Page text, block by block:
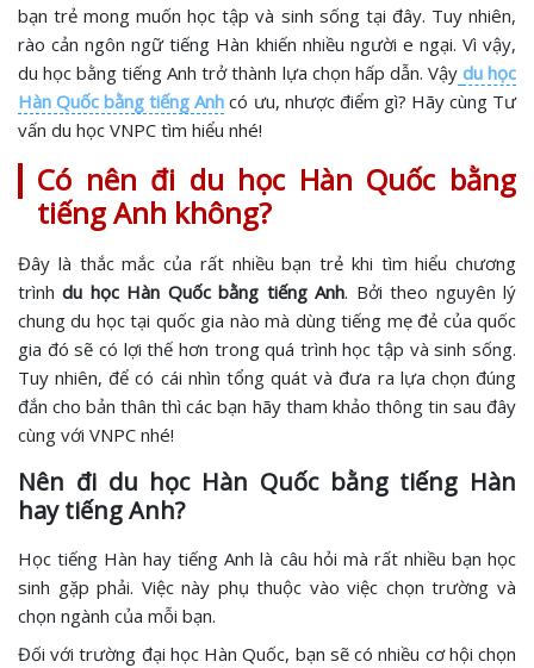
bạn trẻ mong muốn học tập và sinh sống tại đây. Tuy nhiên,
rào cản ngôn ngữ tiếng Hàn khiến nhiều người e ngại. Vì vậy,
du học bằng tiếng Anh trở thành lựa chọn hấp dẫn. Vậy du học
Hàn Quốc bằng tiếng Anh có ưu, nhược điểm gì? Hãy cùng Tư
vấn du học VNPC tìm hiểu nhé!
Có nên đi du học Hàn Quốc bằng
tiếng Anh không?
Đây là thắc mắc của rất nhiều bạn trẻ khi tìm hiểu chương
trìnhdu học Hàn Quốc bằng tiếng Anh. Bởi theo nguyên lý
chung du học tại quốc gia nào mà dùng tiếng mẹ đẻ của quốc
gia đó sẽ có lợi thế hơn trong quá trình học tập và sinh sống.
Tuy nhiên, để có cái nhìn tổng quát và đưa ra lựa chọn đúng
đắn cho bản thân thì các bạn hãy tham khảo thông tin sau đây
cùng với VNPC nhé!
Nên đi du học Hàn Quốc bằng tiếng Hàn
hay tiếng Anh?
Học tiếng Hàn hay tiếng Anh là câu hỏi mà rất nhiều bạn học
sinh gặp phải. Việc này phụ thuộc vào việc chọn trường và
chọn ngành của mỗi bạn.
Đối với trường đại học Hàn Quốc, bạn sẽ có nhiều cơ hội chọn